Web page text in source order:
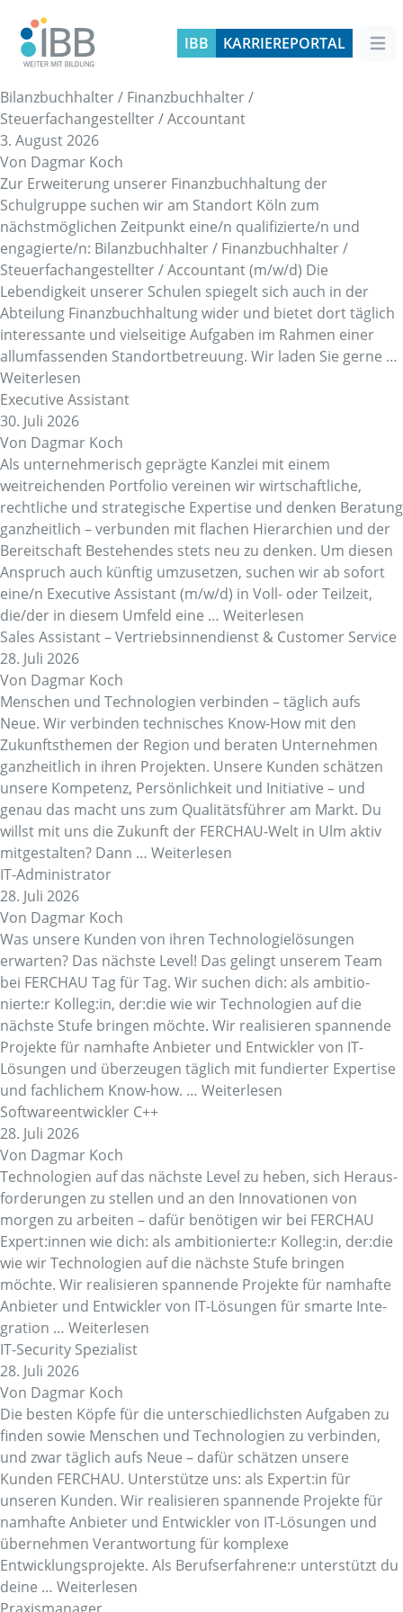
IBB KARRIEREPORTAL
Archive:Jobs
Bilanzbuchhalter / Finanzbuchhalter /
Steuerfachangestellter / Accountant
3. August 2026
Von Dagmar Koch
Zur Erweiterung unserer Finanzbuchhaltung der
Schulgruppe suchen wir am Standort Köln zum
nächstmöglichen Zeitpunkt eine/n qualifizierte/n und
engagierte/n: Bilanzbuchhalter / Finanzbuchhalter /
Steuerfachangestellter / Accountant (m/w/d) Die
Lebendigkeit unserer Schulen spiegelt sich auch in der
Abteilung Finanzbuchhaltung wider und bietet dort täglich
interessante und vielseitige Aufgaben im Rahmen einer
allumfassenden Standortbetreuung. Wir laden Sie gerne …
Weiterlesen
Executive Assistant
30. Juli 2026
Von Dagmar Koch
Als unternehmerisch geprägte Kanzlei mit einem
weitreichenden Portfolio vereinen wir wirtschaftliche,
rechtliche und strategische Expertise und denken Beratung
ganzheitlich – verbunden mit flachen Hierarchien und der
Bereitschaft Bestehendes stets neu zu denken. Um diesen
Anspruch auch künftig umzusetzen, suchen wir ab sofort
eine/n Executive Assistant (m/w/d) in Voll- oder Teilzeit,
die/der in diesem Umfeld eine … Weiterlesen
Sales Assi­stant – Vertriebs­in­nen­dienst & Customer Service
28. Juli 2026
Von Dagmar Koch
Menschen und Tech­no­lo­gien verbinden – täglich aufs
Neue. Wir verbinden tech­ni­sches Know-How mit den
Zukunfts­themen der Region und beraten Unter­nehmen
ganz­heit­lich in ihren Projekten. Unsere Kunden schätzen
unsere Kompe­tenz, Persön­lich­keit und Initia­tive – und
genau das macht uns zum Quali­täts­führer am Markt. Du
willst mit uns die Zukunft der FERCHAU-Welt in Ulm aktiv
mitge­stalten? Dann … Weiterlesen
IT-Admi­nis­trator
28. Juli 2026
Von Dagmar Koch
Was unsere Kunden von ihren Tech­no­lo­gie­lö­sungen
erwarten? Das nächste Level! Das gelingt unserem Team
bei FERCHAU Tag für Tag. Wir suchen dich: als ambi­tio­
nierte:r Kolleg:in, der:die wie wir Tech­no­lo­gien auf die
nächste Stufe bringen möchte. Wir reali­sieren span­nende
Projekte für namhafte Anbieter und Entwickler von IT-
Lösungen und über­zeugen täglich mit fundierter Exper­tise
und fach­li­chem Know-how. … Weiterlesen
Soft­wa­re­ent­wickler C++
28. Juli 2026
Von Dagmar Koch
Tech­no­lo­gien auf das nächste Level zu heben, sich Heraus­
for­de­rungen zu stellen und an den Inno­va­ti­onen von
morgen zu arbeiten – dafür benö­tigen wir bei FERCHAU
Expert:innen wie dich: als ambi­tio­nierte:r Kolleg:in, der:die
wie wir Tech­no­lo­gien auf die nächste Stufe bringen
möchte. Wir reali­sieren span­nende Projekte für namhafte
Anbieter und Entwickler von IT-Lösungen für smarte Inte­
gra­tion … Weiterlesen
IT-Security Spezialist
28. Juli 2026
Von Dagmar Koch
Die besten Köpfe für die unterschiedlichsten Aufgaben zu
finden sowie Menschen und Technologien zu verbinden,
und zwar täglich aufs Neue – dafür schätzen unsere
Kunden FERCHAU. Unterstütze uns: als Expert:in für
unseren Kunden. Wir realisieren spannende Projekte für
namhafte Anbieter und Entwickler von IT-Lösungen und
übernehmen Verantwortung für komplexe
Entwicklungsprojekte. Als Berufserfahrene:r unterstützt du
deine … Weiterlesen